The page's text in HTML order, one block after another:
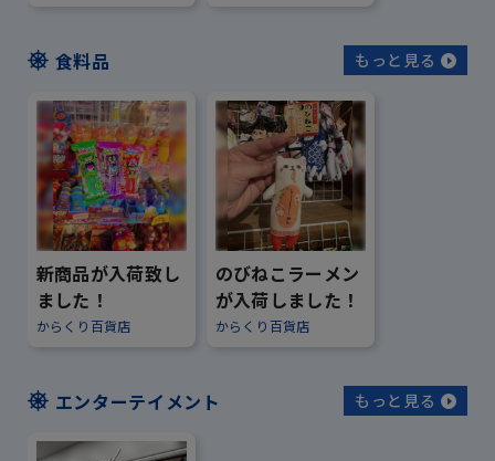
食料品 もっと見る
新商品が入荷致し
ました！
からくり百貨店
のびねこラーメン
が入荷しました！
からくり百貨店
エンターテイメント もっと見る